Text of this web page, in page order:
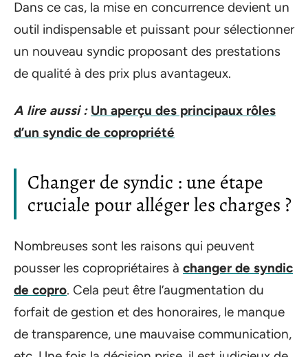
Dans ce cas, la mise en concurrence devient un
outil indispensable et puissant pour sélectionner
un nouveau syndic proposant des prestations
de qualité à des prix plus avantageux.
A lire aussi : Un aperçu des principaux rôles
d’un syndic de copropriété
Changer de syndic : une étape
cruciale pour alléger les charges ?
Nombreuses sont les raisons qui peuvent
pousser les copropriétaires à changer de syndic
de copro. Cela peut être l’augmentation du
forfait de gestion et des honoraires, le manque
de transparence, une mauvaise communication,